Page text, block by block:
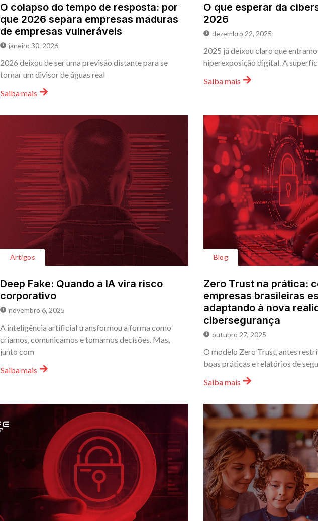
O colapso do tempo de resposta: por
que 2026 separa empresas maduras
de empresas vulneráveis
janeiro 30, 2026
2026 deixou de ser uma previsão distante para se
tornar um divisor de águas real
Saiba mais
O que esperar da
2026
dezembro 22, 2025
2025 já deixou claro que
hiperexposição digital. A
Saiba mais
Artigos
Deep Fake: Quando a IA vira risco
corporativo
novembro 6, 2025
A inteligência artificial transformou a forma como
criamos, comunicamos e tomamos decisões. Mas,
junto com
Saiba mais
Blog
Zero Trust na prática:
empresas brasileiras
adaptando à nova
cibersegurança
outubro 27, 2025
O modelo Zero Trust, antes
boas práticas e relatórios de
Saiba mais